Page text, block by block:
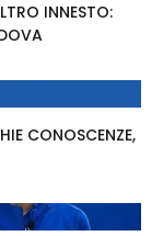
INNESTO:
CONOSCENZE,